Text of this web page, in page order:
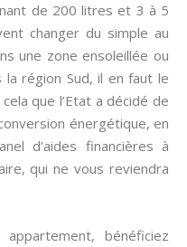
de 200 litres et 3 à 5
changer du simple au
une zone ensoleillée ou
région Sud, il en faut le
que l’Etat a décidé de
énergétique, en
d’aides financières à
qui ne vous reviendra
bénéficiez